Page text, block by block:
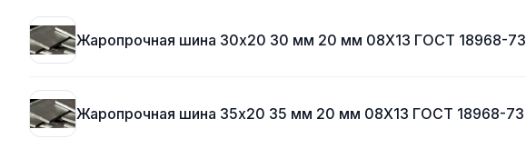
Жаропрочная шина 30х20 30 мм 20 мм 08Х13 ГОСТ 18968-73
Жаропрочная шина 35х20 35 мм 20 мм 08Х13 ГОСТ 18968-73